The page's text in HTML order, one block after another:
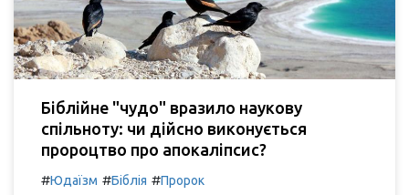
Біблійне "чудо" вразило наукову
спільноту: чи дійсно виконується
пророцтво про апокаліпсис?
#Юдаїзм #Біблія #Пророк